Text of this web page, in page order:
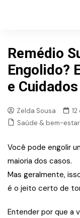
Remédio
Engolido?
e Cuidados
Zelda Sousa
Saúde & bem-estar
Você pode engolir
maioria dos casos.
Mas geralmente,
é o jeito certo de
Entender por que a